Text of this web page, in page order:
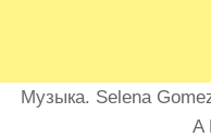
Музыка. Selena
A